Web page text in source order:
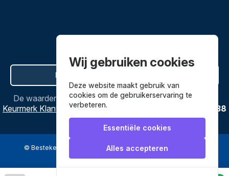
Hier de overeenkomst ontbinden
De waardering vanBestekenpannen.nlbijWebwinkel
Keurmerk Klantbeoordelingen
3638
reviews.
© Bestekenpannen.nl 2026 een webshop van
Wij gebruiken cookies
Deze website maakt gebruik van
cookies om de gebruikerservaring te
verbeteren.
Essentiële cookies
Alles accepteren